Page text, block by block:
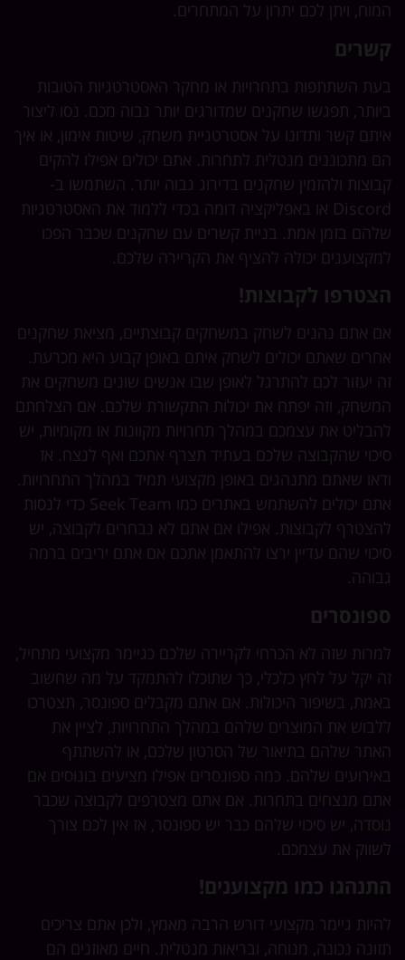
המוח, ויתן לכם יתרון על המתחרים.
קשרים
בעת השתתפות בתחרויות או מחקר האסטרטגיות הטובות
ביותר, תפגשו שחקנים שמדורגים יותר גבוה מכם. נסו ליצור
איתם קשר ותדונו על אסטרטגיית משחק, שיטות אימון, או איך
הם מתכוננים מנטלית לתחרות. אתם יכולים אפילו להקים
קבוצות ולהזמין שחקנים בדירוג גבוה יותר. השתמשו ב-
Discord או באפליקציה דומה בכדי ללמוד את האסטרטגיות
שלהם בזמן אמת. בניית קשרים עם שחקנים שכבר הפכו
למקצוענים יכולה להציף את הקריירה שלכם.
הצטרפו לקבוצות!
אם אתם נהנים לשחק במשחקים קבוצתיים, מציאת שחקנים
אחרים שאתם יכולים לשחק איתם באופן קבוע היא מכרעת.
זה יעזור לכם להתרגל לאופן שבו אנשים שונים משחקים את
המשחק, וזה יפתח את יכולות התקשורת שלכם. אם הצלחתם
להבליט את עצמכם במהלך תחרויות מקוונות או מקומיות, יש
סיכוי שהקבוצה שלכם בעתיד תצרף אתכם ואף לנצח. אז
ודאו שאתם מתנהגים באופן מקצועי תמיד במהלך התחרויות.
אתם יכולים להשתמש באתרים כמו Seek Team כדי לנסות
להצטרף לקבוצות. אפילו אם אתם לא נבחרים לקבוצה, יש
סיכוי שהם עדיין ירצו להתאמן אתכם אם אתם יריבים ברמה
גבוהה​.
ספונסרים
למרות שזה לא הכרחי לקריירה שלכם כגיימר מקצועי מתחיל,
זה יקל על לחץ כלכלי, כך שתוכלו להתמקד על מה שחשוב
באמת, בשיפור היכולות. אם אתם מקבלים ספונסר, תצטרכו
ללבוש את המוצרים שלהם במהלך התחרויות, לציין את
האתר שלהם בתיאור של הסרטון שלכם, או להשתתף
באירועים שלהם. כמה ספונסרים אפילו מציעים בונוסים אם
אתם מנצחים בתחרות. אם אתם מצטרפים לקבוצה שכבר
נוסדה, יש סיכוי שלהם כבר יש ספונסר, אז אין לכם צורך
לשווק את עצמכם.
התנהגו כמו מקצוענים!
להיות גיימר מקצועי דורש הרבה מאמץ, ולכן אתם צריכים
תזונה נכונה, מנוחה, ובריאות מנטלית. חיים מאוזנים הם